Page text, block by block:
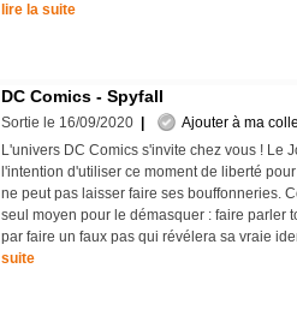
lire la suite
DC Comics - Spyfall
Sortie le 16/09/2020
Ajouter à ma
L'univers DC Comics s'invite chez vous ! Le
l'intention d'utiliser ce moment de liberté
ne peut pas laisser faire ses bouffonneries.
seul moyen pour le démasquer : faire parler
par faire un faux pas qui révélera sa vraie
suite